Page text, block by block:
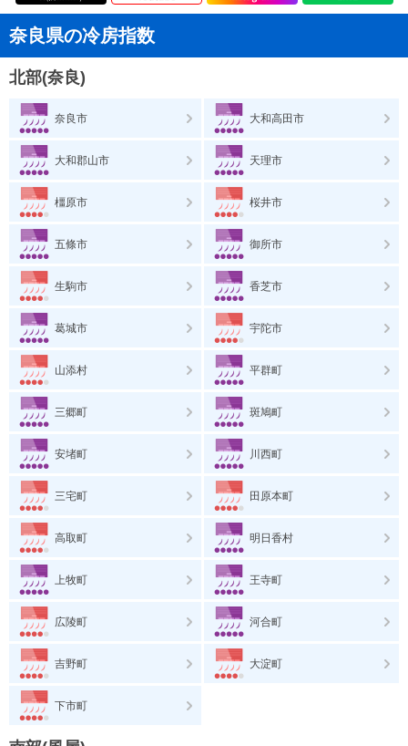
奈良県の冷房指数
北部(奈良)
奈良市 大和高田市
大和郡山市 天理市
橿原市 桜井市
五條市 御所市
生駒市 香芝市
葛城市 宇陀市
山添村 平群町
三郷町 斑鳩町
安堵町 川西町
三宅町 田原本町
高取町 明日香村
上牧町 王寺町
広陵町 河合町
吉野町 大淀町
下市町